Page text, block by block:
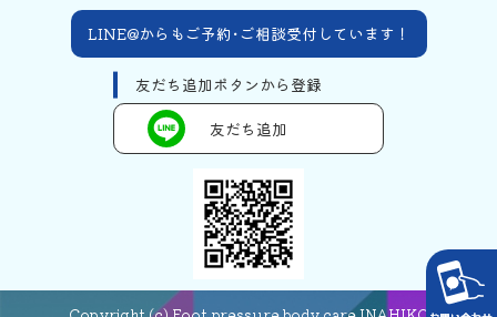
LINE@からもご予約･ご相談受付しています！
友だち追加ボタンから登録
友だち追加